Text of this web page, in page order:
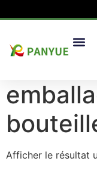
Maison/produit/
Afficher le résultat